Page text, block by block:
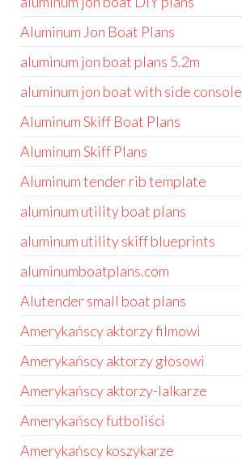
Aluminum Jon Boat Plans
aluminum jon boat plans 5.2m
aluminum jon boat with side console
Aluminum Skiff Boat Plans
Aluminum Skiff Plans
Aluminum tender rib template
aluminum utility boat plans
aluminum utility skiff blueprints
aluminumboatplans.com
Alutender small boat plans
Amerykańscy aktorzy filmowi
Amerykańscy aktorzy głosowi
Amerykańscy aktorzy-lalkarze
Amerykańscy futboliści
Amerykańscy koszykarze